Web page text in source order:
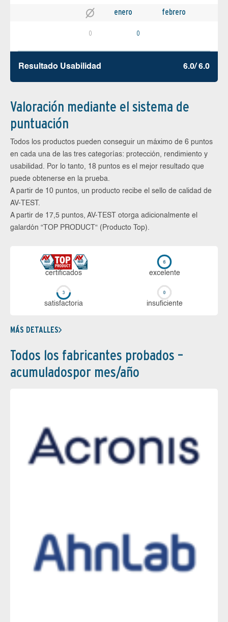
enero febrero
0 0
Resultado Usabilidad 6.0/ 6.0
Valoración mediante el sistema de
puntuación
Todos los productos pueden conseguir un máximo de 6 puntos
en cada una de las tres categorías: protección, rendimiento y
usabilidad. Por lo tanto, 18 puntos es el mejor resultado que
puede obtenerse en la prueba.
A partir de 10 puntos, un producto recibe el sello de calidad de
AV-TEST.
A partir de 17,5 puntos, AV-TEST otorga adicionalmente el
galardón “TOP PRODUCT“ (Producto Top).
certi­ficados ex­ce­len­te
sa­tis­fac­to­ria in­su­fi­cien­te
MÁS DETALLES
Todos los fabricantes probados –
acumuladospor mes/año